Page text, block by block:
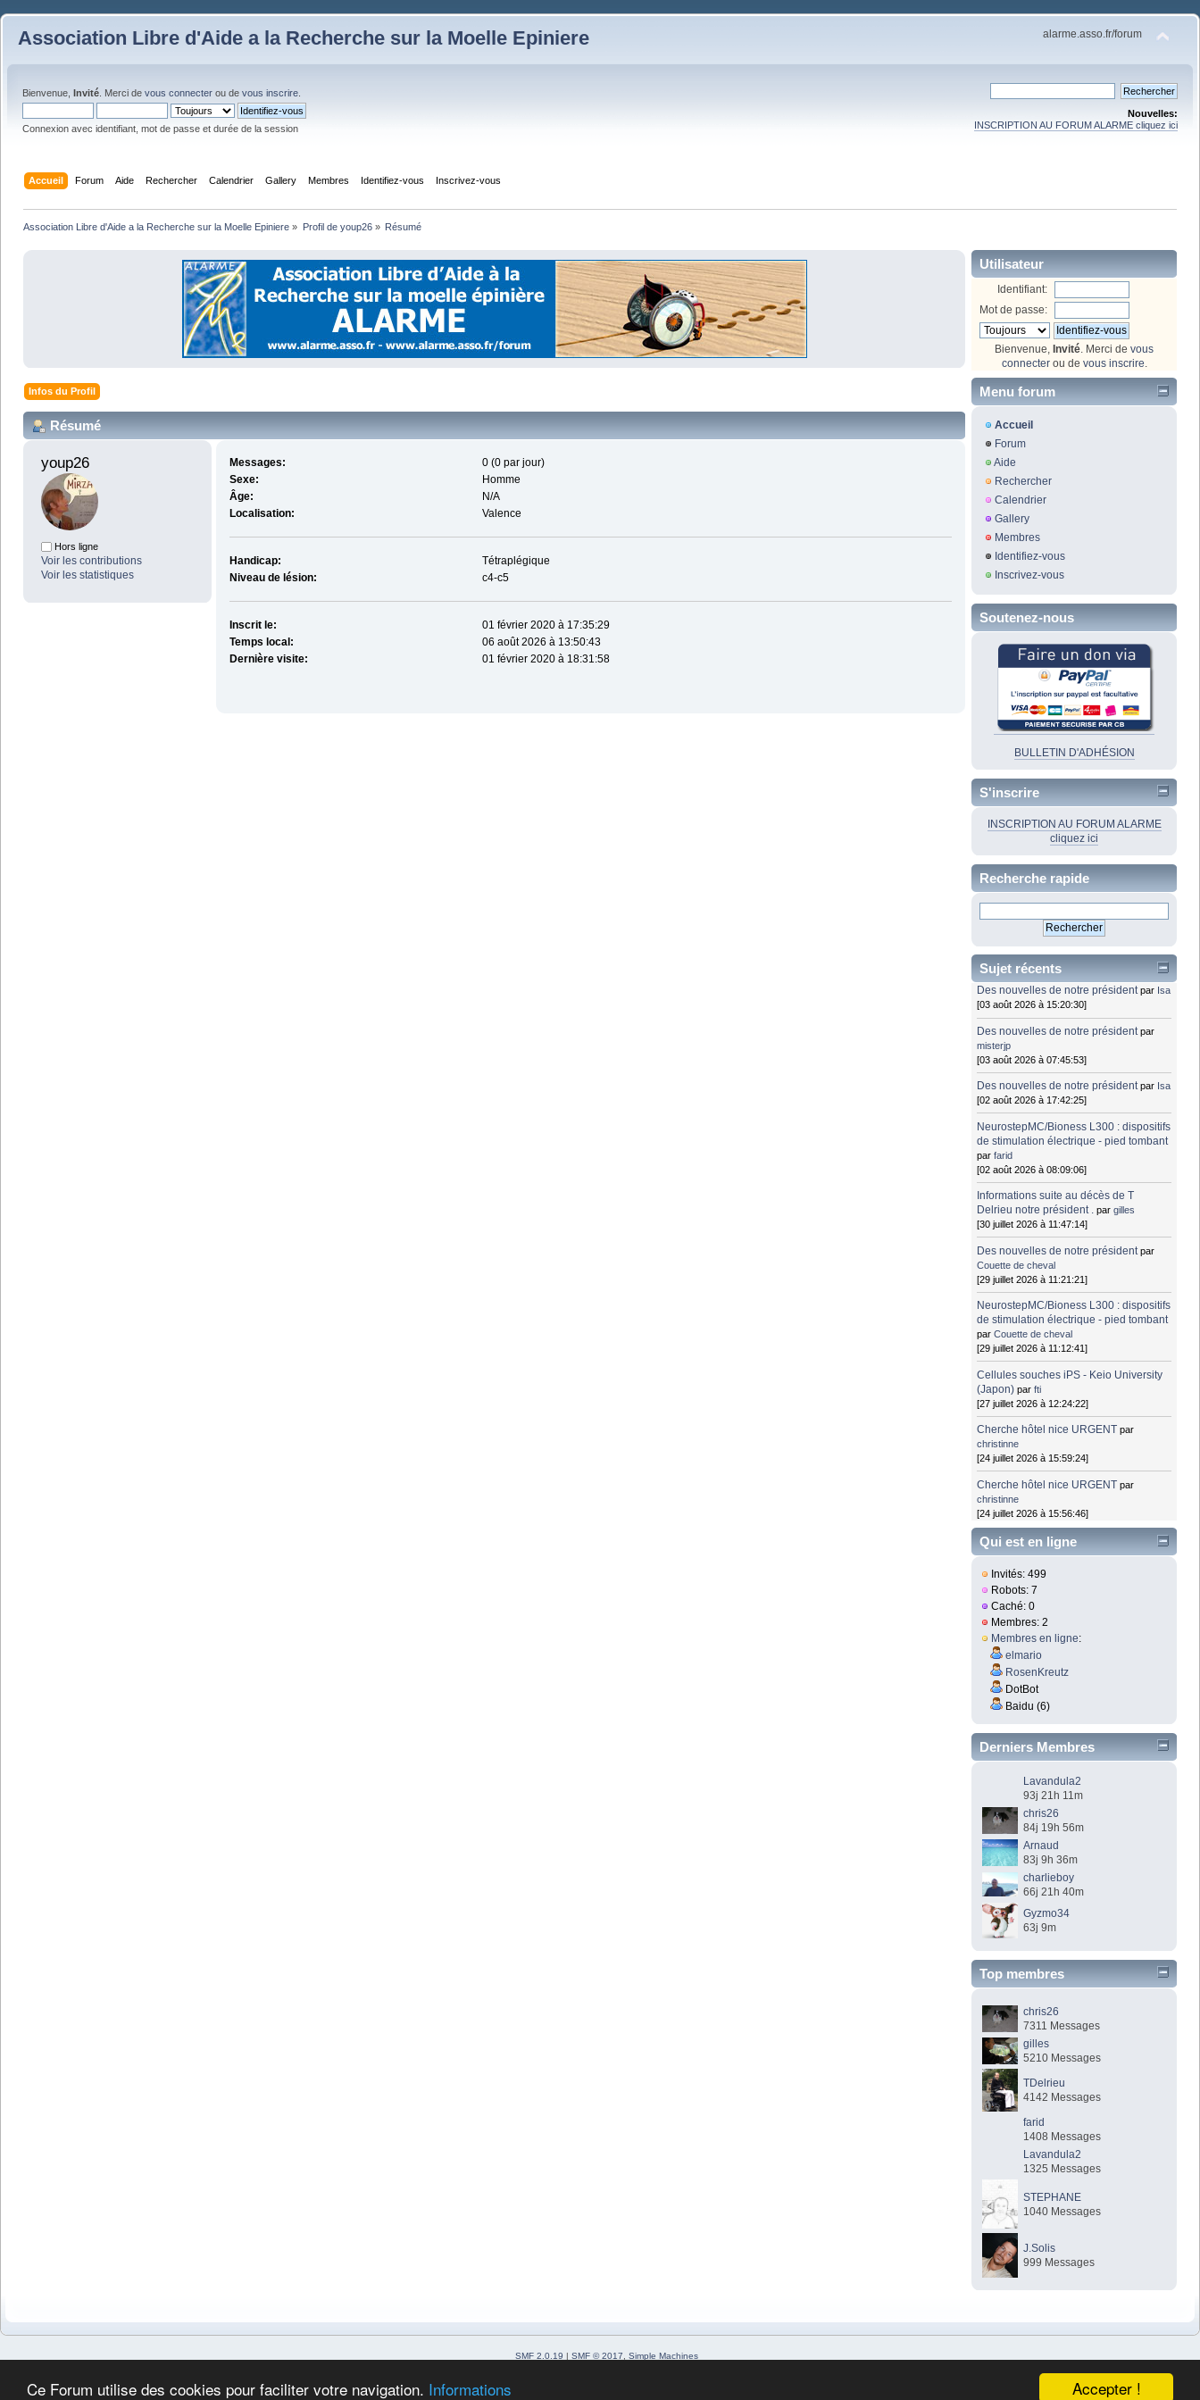
Accepter !
Ce Forum utilise des cookies pour faciliter votre navigation. Informations
Association Libre d'Aide a la Recherche sur la Moelle Epiniere alarme.asso.fr/forum
Bienvenue, Invité . Merci de vous connecter ou de vous inscrire
Connexion avec identifiant, mot de passe et durée de la session
Nouvelles:
INSCRIPTION AU FORUM ALARME cliquez ici
Accueil Forum Aide Rechercher Calendrier Gallery Membres Identifiez-vous Inscrivez-vous
Association Libre d'Aide a la Recherche sur la Moelle Epiniere » Profil de youp26» Résumé
Infos du Profil
Résumé
youp26
Hors ligne
Voir les contributions
Voir les statistiques
Messages:
0 (0 par jour)
Sexe:
Homme
Âge:
N/A
Localisation:
Valence
Handicap:
Tétraplégique
Niveau de lésion:
c4-c5
Inscrit le:
01 février 2020 à 17:35:29
Temps local:
06 août 2026 à 13:50:43
Dernière visite:
01 février 2020 à 18:31:58
Utilisateur
Identifiant:
Mot de passe:
Bienvenue, Invité . Merci de vous
connecterou de vous inscrire
Menu forum
Accueil
Forum
Aide
Rechercher
Calendrier
Gallery
Membres
Identifiez-vous
Inscrivez-vous
Soutenez-nous
BULLETIN D'ADHÉSION
S'inscrire
INSCRIPTION AU FORUM ALARME
cliquez ici
Recherche rapide
Sujet récents
Des nouvelles de notre président par Isa
[03 août 2026 à 15:20:30]
Des nouvelles de notre président par
misterjp
[03 août 2026 à 07:45:53]
Des nouvelles de notre président par Isa
[02 août 2026 à 17:42:25]
NeurostepMC/Bioness L300 : dispositifs
de stimulation électrique - pied tombant
parfarid
[02 août 2026 à 08:09:06]
Informations suite au décès de T
Delrieu notre président . pargilles
[30 juillet 2026 à 11:47:14]
Des nouvelles de notre président par
Couette de cheval
[29 juillet 2026 à 11:21:21]
NeurostepMC/Bioness L300 : dispositifs
de stimulation électrique - pied tombant
parCouette de cheval
[29 juillet 2026 à 11:12:41]
Cellules souches iPS - Keio University
(Japon) parfti
[27 juillet 2026 à 12:24:22]
Cherche hôtel nice URGENT par
christinne
[24 juillet 2026 à 15:59:24]
Cherche hôtel nice URGENT par
christinne
[24 juillet 2026 à 15:56:46]
Qui est en ligne
Invités: 499
Robots: 7
Caché: 0
Membres: 2
Membres en ligne:
elmario
RosenKreutz
DotBot
Baidu (6)
Derniers Membres
Lavandula2
93j 21h 11m
chris26
84j 19h 56m
Arnaud
83j 9h 36m
charlieboy
66j 21h 40m
Gyzmo34
63j 9m
Top membres
chris26
7311 Messages
gilles
5210 Messages
TDelrieu
4142 Messages
farid
1408 Messages
Lavandula2
1325 Messages
STEPHANE
1040 Messages
J.Solis
999 Messages
SMF 2.0.19 | SMF © 2017
Simple Machines